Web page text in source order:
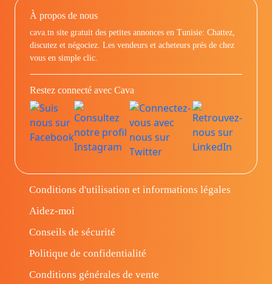
À propos de nous
cava.tn site gratuit des petites annonces en Tunisie: Chattez,
discutez et négociez. Les vendeurs et acheteurs prés de chez
vous en simple clic.
Restez connecté avec Cava
Conditions d'utilisation et informations légales
Aidez-moi
Conseils de sécurité
Politique de confidentialité
Conditions générales de vente